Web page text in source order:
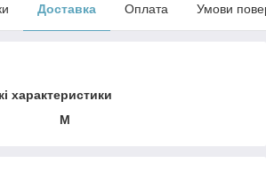
Доставка Оплата Умови
характеристики
M